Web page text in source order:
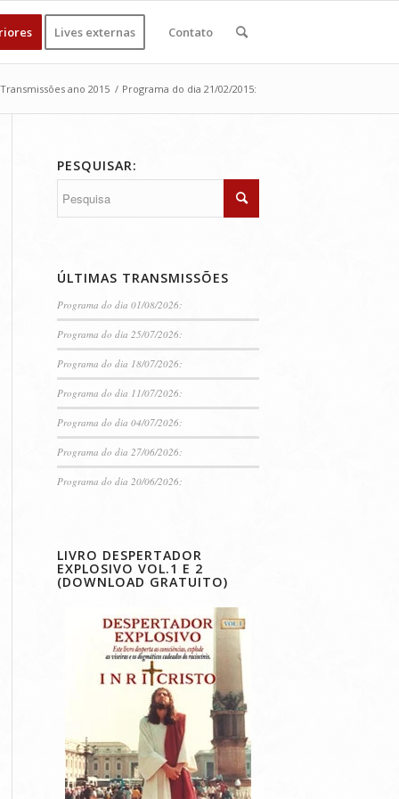
Lives externas Contato
Transmissões ano 2015 / Programa do dia 21/02/2015:
PESQUISAR:
ÚLTIMAS TRANSMISSÕES
Programa do dia 01/08/2026:
Programa do dia 25/07/2026:
Programa do dia 18/07/2026:
Programa do dia 11/07/2026:
Programa do dia 04/07/2026:
Programa do dia 27/06/2026:
Programa do dia 20/06/2026:
LIVRO DESPERTADOR
EXPLOSIVO VOL.1 E 2
(DOWNLOAD GRATUITO)